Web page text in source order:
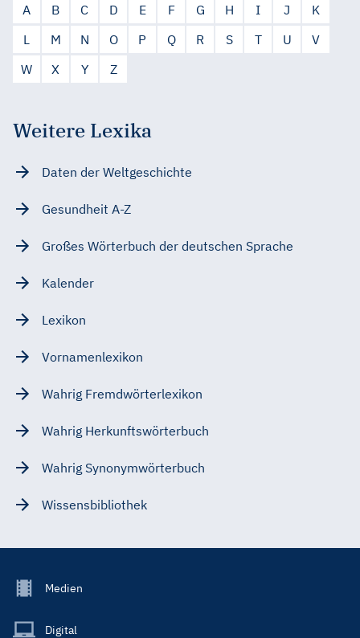
A B C D E F G H I J
K
L
M N O P Q R S T U
V
W
X Y Z
Weitere Lexika
Daten der Weltgeschichte
Gesundheit A-Z
Großes Wörterbuch der deutschen Sprache
Kalender
Lexikon
Vornamenlexikon
Wahrig Fremdwörterlexikon
Wahrig Herkunftswörterbuch
Wahrig Synonymwörterbuch
Wissensbibliothek
Footer
Main
Medien
Digital